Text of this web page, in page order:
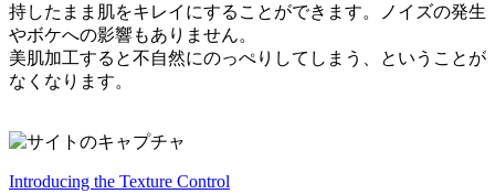
持したまま肌をキレイにすることができます。ノイズの発生
やボケへの影響もありません。
美肌加工すると不自然にのっぺりしてしまう、ということが
なくなります。
Introducing the Texture Control